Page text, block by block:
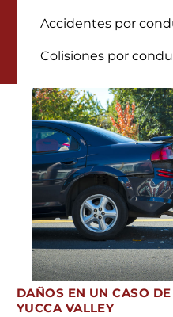
Accidentes por
Colisiones por
DAÑOS EN UN CASO
YUCCA VALLEY